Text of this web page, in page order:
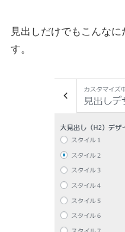
見出しだけでもこんな
す。